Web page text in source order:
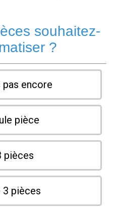
souhaitez-
?
pas encore
pièce
pièces
3 pièces